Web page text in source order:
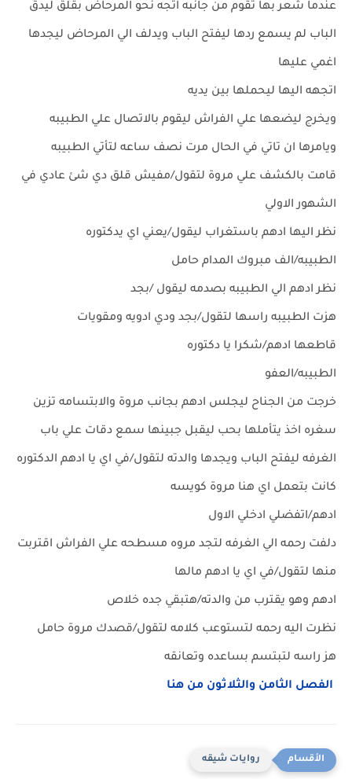
عندما شعر بها تقوم من جانبه اتجه نحو المرحاض بقلق ليدق
الباب لم يسمع ردها ليفتح الباب ويدلف الي المرحاض ليجدها
اغمي عليها
اتجهه اليها ليحملها بين يديه
ويخرج ليضعها علي الفراش ليقوم بالاتصال علي الطبيبه
ويامرها ان تاتي في الحال مرت نصف ساعه لتأتي الطبيبه
قامت بالكشف علي مروة لتقول/مفيش قلق دي شئ عادي في
الشهور الاولي
نظر اليها ادهم باستغراب ليقول/يعني اي يدكتوره
الطبيبه/الف مبروك المدام حامل
نظر ادهم الي الطبيبه بصدمه ليقول /بجد
هزت الطبيبه راسها لتقول/بجد ودي ادويه ومقويات
قاطعها ادهم/شكرا يا دكتوره
الطبيبه/العفو
خرجت من الجناح ليجلس ادهم بجانب مروة والابتسامه تزين
سغره اخذ يتأملها بحب ليقبل جبينها سمع دقات علي باب
الغرفه ليفتح الباب ويجدها والدته لتقول/في اي يا ادهم الدكتوره
كانت بتعمل اي هنا مروة كويسه
ادهم/اتفضلي ادخلي الاول
دلفت رحمه الي الغرفه لتجد مروه مسطحه علي الفراش اقتربت
منها لتقول/في اي يا ادهم مالها
ادهم وهو يقترب من والدته/هتبقي جده خلاص
نظرت اليه رحمه لتستوعب كلامه لتقول/قصدك مروة حامل
هز راسه لتبتسم بساعده وتعانقه
الفصل الثامن والثلاثون من هنا
روايات شيقه